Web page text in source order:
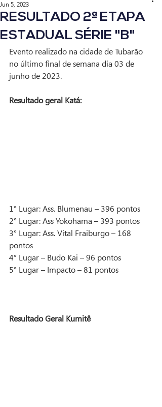
RESULTADO 2ª ETAPA
ESTADUAL SÉRIE "B"
Jun 5, 2023
Evento realizado na cidade de Tubarão
no último final de semana dia 03 de
junho de 2023.
Resultado geral Katá:
1° Lugar: Ass. Blumenau – 396 pontos
2° Lugar: Ass Yokohama – 393 pontos
3° Lugar: Ass. Vital Fraiburgo – 168
pontos
4° Lugar – Budo Kai – 96 pontos
5° Lugar – Impacto – 81 pontos
Resultado Geral Kumitê